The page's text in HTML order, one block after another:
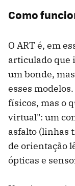
Como
O ART é, em
articulado que
um bonde,
esses
físicos, mas o
virtual": um
asfalto (linhas
de orientação
ópticas e